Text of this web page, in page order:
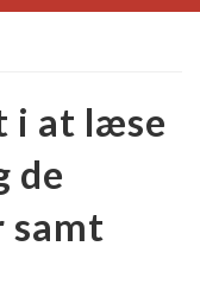
i at læse
de
samt